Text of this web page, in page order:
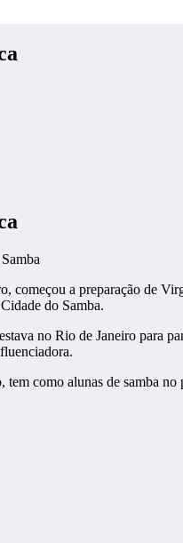
a preparação de
do Samba.
no Rio de Janeiro para
como alunas de samba